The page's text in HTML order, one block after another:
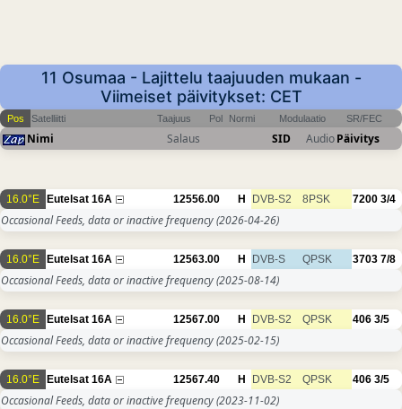
11 Osumaa - Lajittelu taajuuden mukaan -
Viimeiset päivitykset: CET
Pos Satelliitti Taajuus Pol Normi Modulaatio SR/FEC
Nimi Salaus SID AudioPäivitys
16.0°E Eutelsat 16A 12556.00 H DVB-S2 8PSK 7200 3/4
Occasional Feeds, data or inactive frequency(2026-04-26)
16.0°E Eutelsat 16A 12563.00 H DVB-S QPSK 3703 7/8
Occasional Feeds, data or inactive frequency(2025-08-14)
16.0°E Eutelsat 16A 12567.00 H DVB-S2 QPSK 406 3/5
Occasional Feeds, data or inactive frequency(2025-02-15)
16.0°E Eutelsat 16A 12567.40 H DVB-S2 QPSK 406 3/5
Occasional Feeds, data or inactive frequency(2023-11-02)